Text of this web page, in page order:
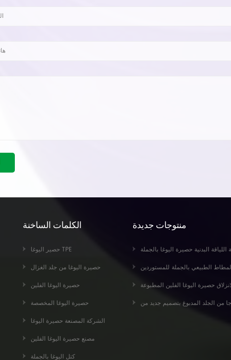
الكلمات الساخنة
حصير اليوغا TPE
حصيرة اليوغا من جلد الغزال
حصيرة اليوغا الفلين
حصيرة اليوغا المخصصة
الشركة المصنعة حصيرة اليوغا
مصنع حصيرة اليوغا الفلين
كتل اليوغا بالجملة
منتوجات جديدة
زلة صديقة للبيئة ممارسة اللياقة البدنية حصيرة اليوغا بالجملة
اليوغا من الجلد المدبوغ والمطاط الطبيعي بالجملة للمستوردين
الطبيعي صديقة للبيئة عدم الانزلاق حصيرة اليوغا الفلين المطبوعة